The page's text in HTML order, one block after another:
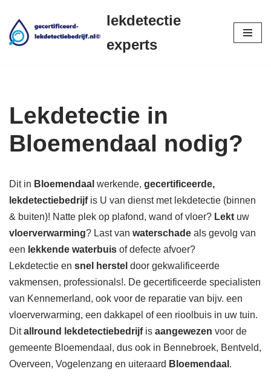
Ga
lekdetectie
experts
Lekdetectie in
Bloemendaal nodig?
Dit in Bloemendaal werkende, gecertificeerde,
lekdetectiebedrijf is U van dienst met lekdetectie (binnen
& buiten)! Natte plek op plafond, wand of vloer? Lekt uw
vloerverwarming? Last van waterschade als gevolg van
een lekkende waterbuis of defecte afvoer?
Lekdetectie en snel herstel door gekwalificeerde
vakmensen, professionals!. De gecertificeerde specialisten
van Kennemerland, ook voor de reparatie van bijv. een
vloerverwarming, een dakkapel of een rioolbuis in uw tuin.
Ditallround lekdetectiebedrijfis aangewezen voor de
gemeente Bloemendaal, dus ook in Bennebroek, Bentveld,
Overveen, Vogelenzang en uiteraard Bloemendaal .